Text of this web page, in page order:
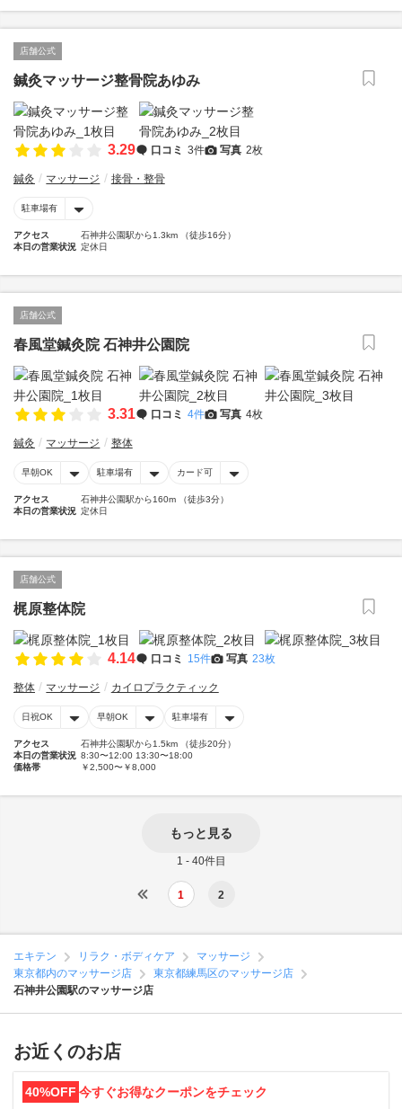
店舗公式
鍼灸マッサージ整骨院あゆみ
3.29 口コミ 3件 写真 2枚
鍼灸 マッサージ 接骨・整骨
駐車場有
アクセス
石神井公園駅から1.3km （徒歩16分）
本日の営業状況 定休日
店舗公式
春風堂鍼灸院 石神井公園院
3.31 口コミ 4件 写真 4枚
鍼灸 マッサージ 整体
早朝OK 駐車場有 カード可
アクセス
石神井公園駅から160m （徒歩3分）
本日の営業状況 定休日
店舗公式
梶原整体院
4.14 口コミ 15件 写真 23枚
整体 マッサージ カイロプラクティック
日祝OK 早朝OK 駐車場有
アクセス
石神井公園駅から1.5km （徒歩20分）
本日の営業状況 8:30〜12:00 13:30〜18:00
価格帯
￥2,500〜￥8,000
もっと見る
1 - 40件目
1 2
エキテン リラク・ボディケア
マッサージ
東京都内のマッサージ店
東京都練馬区のマッサージ店
石神井公園駅のマッサージ店
お近くのお店
40%OFF 今すぐお得なクーポンをチェック